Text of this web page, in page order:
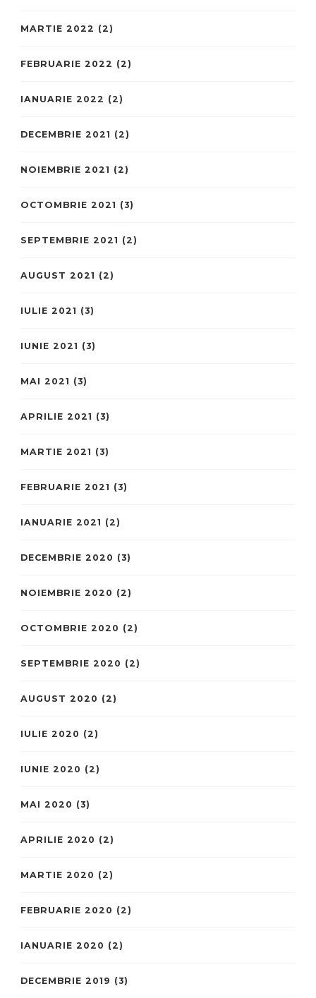
MARTIE 2022 (2)
FEBRUARIE 2022 (2)
IANUARIE 2022 (2)
DECEMBRIE 2021 (2)
NOIEMBRIE 2021 (2)
OCTOMBRIE 2021 (3)
SEPTEMBRIE 2021 (2)
AUGUST 2021 (2)
IULIE 2021 (3)
IUNIE 2021 (3)
MAI 2021 (3)
APRILIE 2021 (3)
MARTIE 2021 (3)
FEBRUARIE 2021 (3)
IANUARIE 2021 (2)
DECEMBRIE 2020 (3)
NOIEMBRIE 2020 (2)
OCTOMBRIE 2020 (2)
SEPTEMBRIE 2020 (2)
AUGUST 2020 (2)
IULIE 2020 (2)
IUNIE 2020 (2)
MAI 2020 (3)
APRILIE 2020 (2)
MARTIE 2020 (2)
FEBRUARIE 2020 (2)
IANUARIE 2020 (2)
DECEMBRIE 2019 (3)